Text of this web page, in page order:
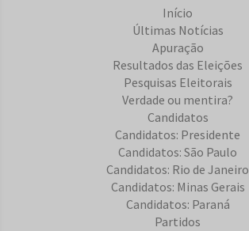
Início
Últimas Notícias
Apuração
Resultados das Eleições
Pesquisas Eleitorais
Verdade ou mentira?
Candidatos
Candidatos: Presidente
Candidatos: São Paulo
Candidatos: Rio de Janeiro
Candidatos: Minas Gerais
Candidatos: Paraná
Partidos